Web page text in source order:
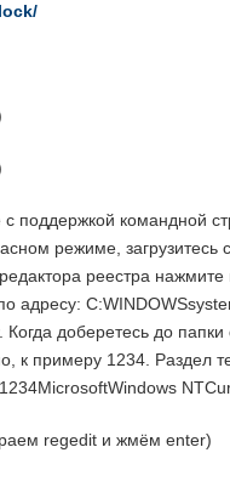
поддержкой командной
режиме,
реестра
адресу:
доберетесь до
к примеру 1234. Раздел
regedit и жмём enter)